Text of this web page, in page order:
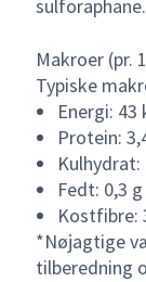
sulforaphane.
Makroer (pr.
Typiske
Energi: 43
Protein:
Kulhydrat:
Fedt: 0,3 g
Kostfibre:
*Nøjagtige
tilberedning